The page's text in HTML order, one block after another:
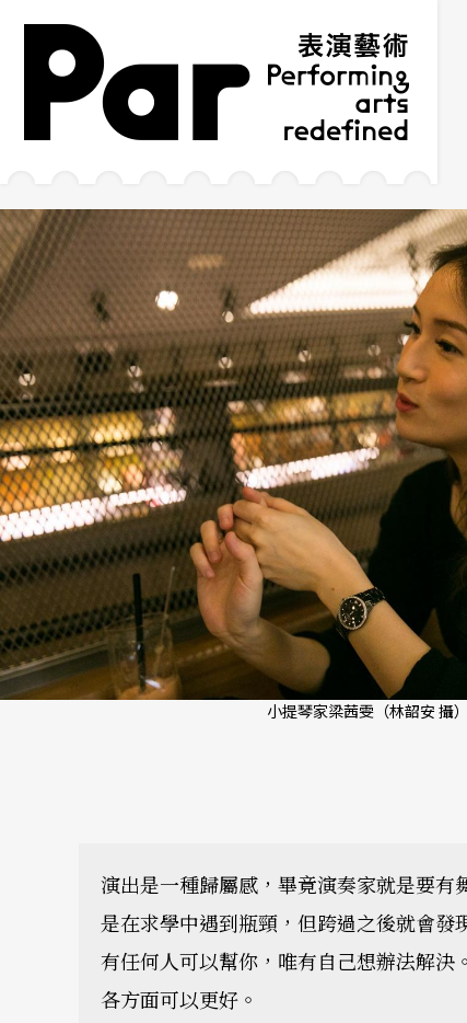
跳到主要內容區塊
網站導覽
小提琴家梁茜雯（林韶安 攝）
演出是一種歸屬感，畢竟演奏家就是要
是在求學中遇到瓶頸，但跨過之後就會
有任何人可以幫你，唯有自己想辦法解
各方面可以更好。